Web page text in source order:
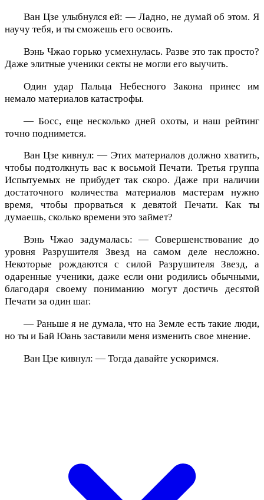
Ван Цзе улыбнулся ей: — Ладно, не думай об этом. Я
научу тебя, и ты сможешь его освоить.
Вэнь Чжао горько усмехнулась. Разве это так просто?
Даже элитные ученики секты не могли его выучить.
Один удар Пальца Небесного Закона принес им
немало материалов катастрофы.
— Босс, еще несколько дней охоты, и наш рейтинг
точно поднимется.
Ван Цзе кивнул: — Этих материалов должно хватить,
чтобы подтолкнуть вас к восьмой Печати. Третья группа
Испытуемых не прибудет так скоро. Даже при наличии
достаточного количества материалов мастерам нужно
время, чтобы прорваться к девятой Печати. Как ты
думаешь, сколько времени это займет?
Вэнь Чжао задумалась: — Совершенствование до
уровня Разрушителя Звезд на самом деле несложно.
Некоторые рождаются с силой Разрушителя Звезд, а
одаренные ученики, даже если они родились обычными,
благодаря своему пониманию могут достичь десятой
Печати за один шаг.
— Раньше я не думала, что на Земле есть такие люди,
но ты и Бай Юань заставили меня изменить свое мнение.
Ван Цзе кивнул: — Тогда давайте ускоримся.